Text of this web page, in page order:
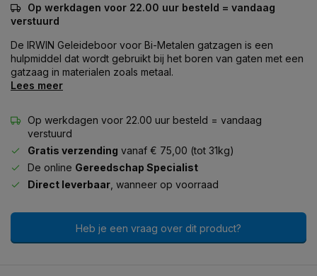
Op werkdagen voor 22.00 uur besteld = vandaag
verstuurd
De IRWIN Geleideboor voor Bi-Metalen gatzagen is een
hulpmiddel dat wordt gebruikt bij het boren van gaten met een
gatzaag in materialen zoals metaal.
Lees meer
Op werkdagen voor 22.00 uur besteld = vandaag
verstuurd
Gratis verzending vanaf € 75,00 (tot 31kg)
De online Gereedschap Specialist
Direct leverbaar , wanneer op voorraad
Heb je een vraag over dit product?